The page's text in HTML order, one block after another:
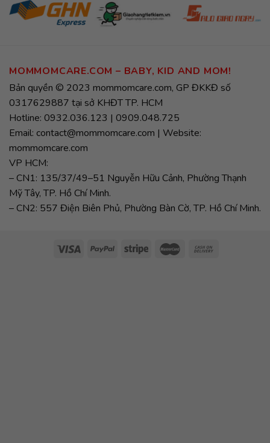
MOMMOMCARE.COM – BABY, KID AND MOM!
Bản quyền © 2023 mommomcare.com, GP ĐKKĐ số
0317629887 tại sở KHĐT TP. HCM
Hotline: 0932.036.123 | 0909.048.725
Email: contact@mommomcare.com | Website:
mommomcare.com
VP HCM:
– CN1: 135/37/49–51 Nguyễn Hữu Cảnh, Phường Thạnh
Mỹ Tây, TP. Hồ Chí Minh.
– CN2: 557 Điện Biên Phủ, Phường Bàn Cờ, TP. Hồ Chí Minh.